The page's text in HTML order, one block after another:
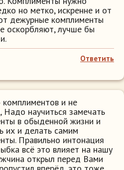
но метко, искренне и от
дежурные комплименты
оскорбляют, лучше бы
Ответить
и не
Надо научиться замечать
в обыденной жизни и
их и делать самим
Правильно интонация
всё это влияет на нашу
открыл перед Вами